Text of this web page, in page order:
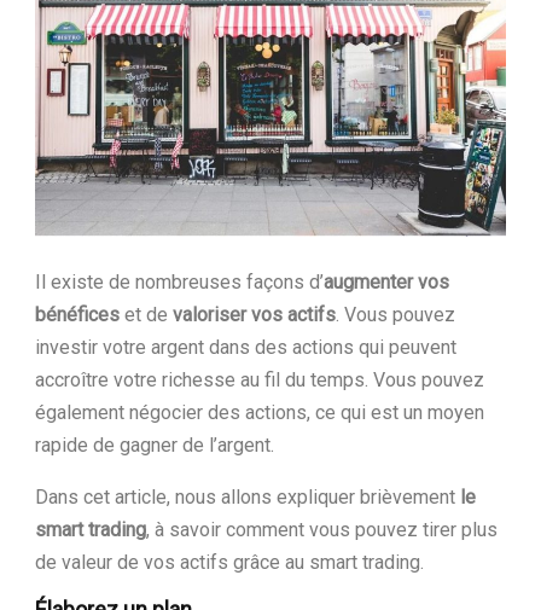
Il existe de nombreuses façons d’augmenter vos
bénéfices et de valoriser vos actifs . Vous pouvez
investir votre argent dans des actions qui peuvent
accroître votre richesse au fil du temps. Vous pouvez
également négocier des actions, ce qui est un moyen
rapide de gagner de l’argent.
Dans cet article, nous allons expliquer brièvement le
smart trading, à savoir comment vous pouvez tirer plus
de valeur de vos actifs grâce au smart trading.